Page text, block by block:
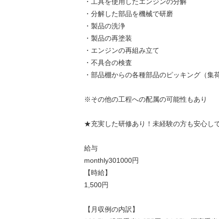
・分解した部品を機械で研磨
・製品の洗浄
・製品の再塗装
・エンジンの再組み立て
・不具合の検査
・部品棚からの各種部品のピッキング（集荷
※その他の工程への配属の可能性もあり
★充実した研修あり！未経験の方も安心し
給与
monthly301000円
【時給】
1,500円
【月収例の内訳】